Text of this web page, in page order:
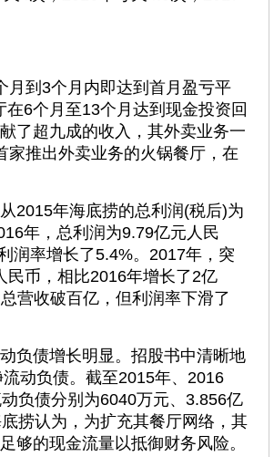
到3个月内即达到首月盈亏平
6个月至13个月达到现金投资回
了超九成的收入，其外卖业务一
家推出外卖业务的火锅餐厅，在
年海底捞的总利润(税后)为
年，总利润为9.79亿元人民
润率增长了5.4%。2017年，突
民币，相比2016年增长了2亿
营收破百亿，但利润率下滑了
债增长明显。招股书中清晰地
动负债。截至2015年、2016
负债分别为6040万元、3.856亿
捞认为，为扩充其餐厅网络，其
够的现金流量以抵御财务风险。